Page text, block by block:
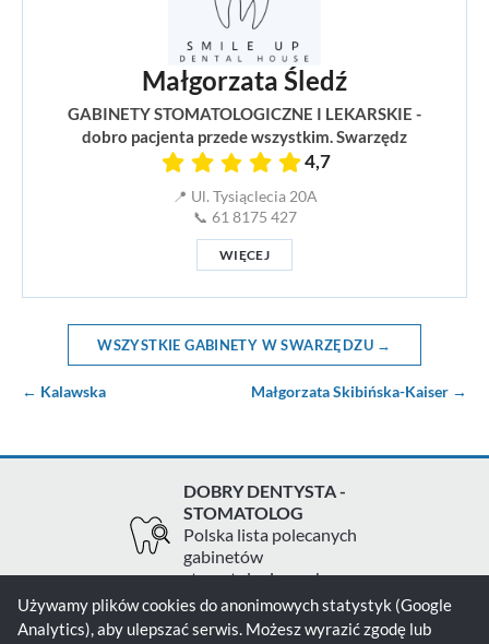
Małgorzata Śledź
GABINETY STOMATOLOGICZNE I LEKARSKIE -
dobro pacjenta przede wszystkim. Swarzędz
4,7
📍 Ul. Tysiąclecia 20A
📞 61 8175 427
WIĘCEJ
WSZYSTKIE GABINETY W SWARZĘDZU →
← Kalawska Małgorzata Skibińska-Kaiser →
DOBRY DENTYSTA -
STOMATOLOG
Polska lista polecanych
gabinetów
stomatologicznych
Używamy plików cookies do anonimowych statystyk (Google
Analytics), aby ulepszać serwis. Możesz wyrazić zgodę lub